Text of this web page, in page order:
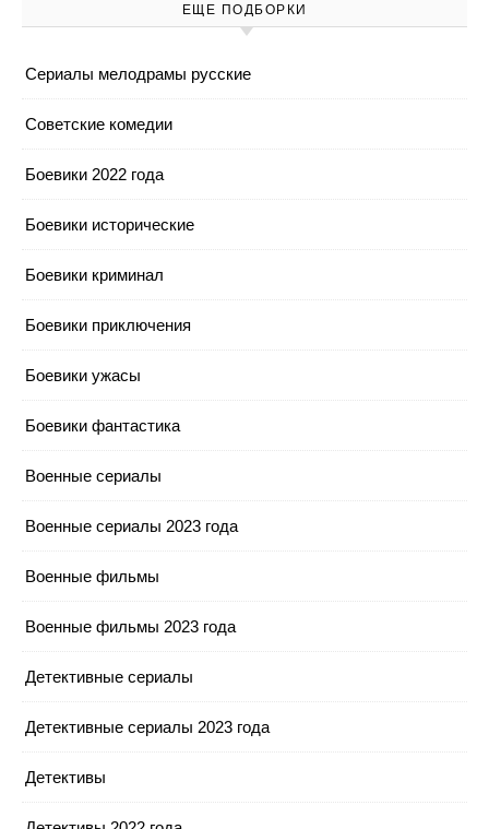
ЕЩЕ ПОДБОРКИ
Cериалы мелодрамы русские
Cоветские комедии
Боевики 2022 года
Боевики исторические
Боевики криминал
Боевики приключения
Боевики ужасы
Боевики фантастика
Военные сериалы
Военные сериалы 2023 года
Военные фильмы
Военные фильмы 2023 года
Детективные сериалы
Детективные сериалы 2023 года
Детективы